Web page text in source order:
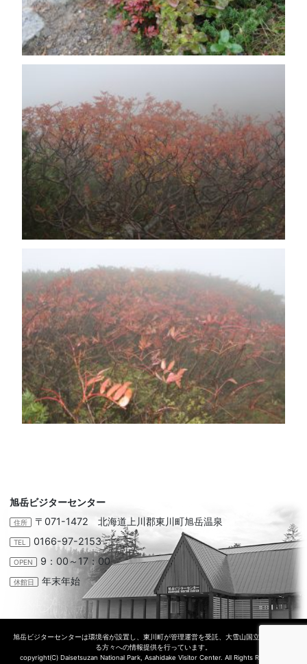
旭岳ビジターセンター
住所 〒071-1472 北海道上川郡東川町旭岳温泉
TEL 0166-97-2153
OPEN 9：00～17：00
休館日 年末年始
旭岳ビジターセンターは環境省が設置し、東川町が管理運営を受託、大雪山国立公園に訪れ
る方々への情報提供を行っています。
copyright(C) Daisetsuzan National Park, Asahidake Visitor Center. All Rights Reserved.